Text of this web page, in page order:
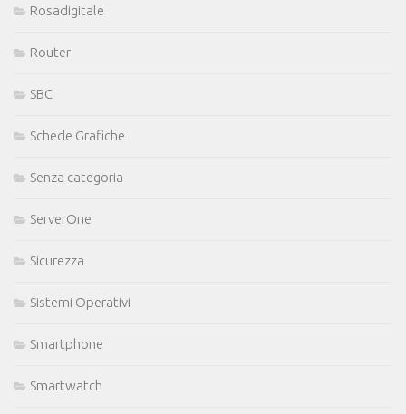
Rosadigitale
Router
SBC
Schede Grafiche
Senza categoria
ServerOne
Sicurezza
Sistemi Operativi
Smartphone
Smartwatch